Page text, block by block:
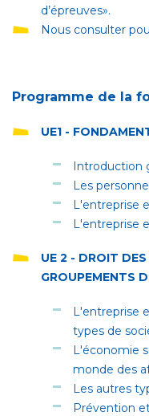
d’épreuves».
Nous consulter
Programme de la
UE1 -
Introduction
Les
L'entreprise
L'entreprise
UE 2 - DROIT
GROUPEMENTS
L'entreprise
types de
L'économie
monde des
Les autres
Prévention